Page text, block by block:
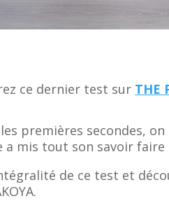
ce dernier test sur THE
premières secondes,
a mis tout son savoir
de ce test et